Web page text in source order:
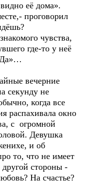
её дома».
проговорил
чувства,
где-то у неё
вечерние
секунду не
когда все
распахивала окно
с огромной
Девушка
и об
то, что не имеет
стороны -
На счастье?